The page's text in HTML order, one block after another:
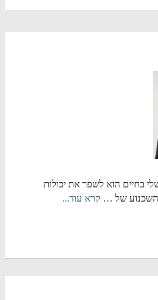
בחיים הוא לשפר את יכולות
של … קרא עוד...